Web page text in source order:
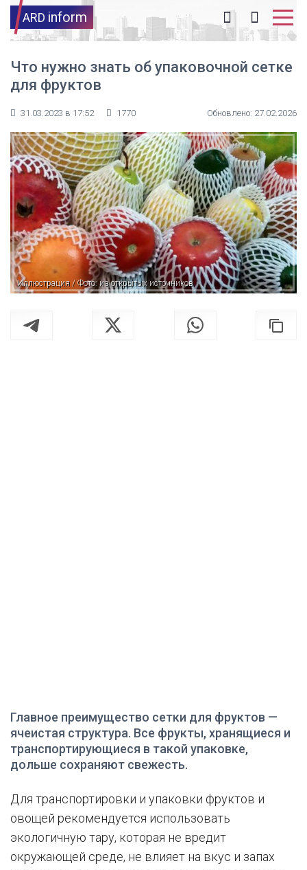
ARD inform
Что нужно знать об упаковочной сетке
для фруктов
31.03.2023 в 17:52 1770 Обновлено: 27.02.2026
Иллюстрация / Фото: из открытых источников
Главное преимущество сетки для фруктов —
ячеистая структура. Все фрукты, хранящиеся и
транспортирующиеся в такой упаковке,
дольше сохраняют свежесть.
Для транспортировки и упаковки фруктов и
овощей рекомендуется использовать
экологичную тару, которая не вредит
окружающей среде, не влияет на вкус и запах